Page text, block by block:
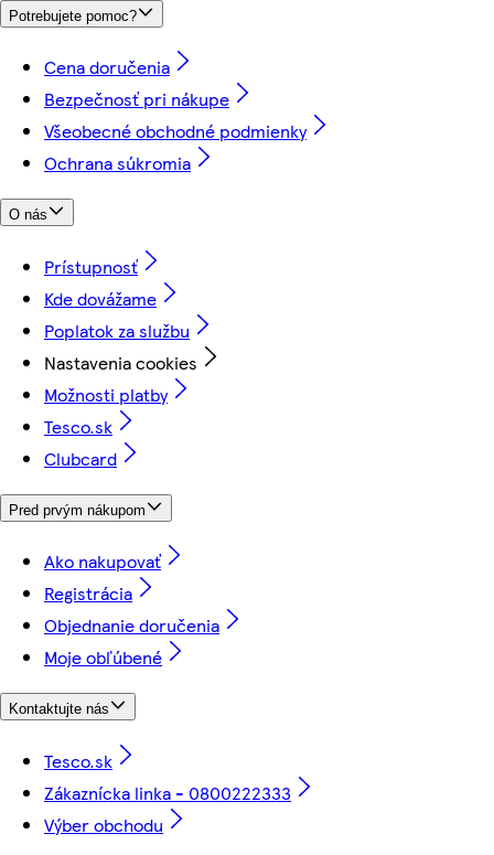
Potrebujete pomoc?
Cena doručenia
Bezpečnosť pri nákupe
Všeobecné obchodné podmienky
Ochrana súkromia
O nás
Prístupnosť
Kde dovážame
Poplatok za službu
Nastavenia cookies
Možnosti platby
Tesco.sk
Clubcard
Pred prvým nákupom
Ako nakupovať
Registrácia
Objednanie doručenia
Moje obľúbené
Kontaktujte nás
Tesco.sk
Zákaznícka linka - 0800222333
Výber obchodu